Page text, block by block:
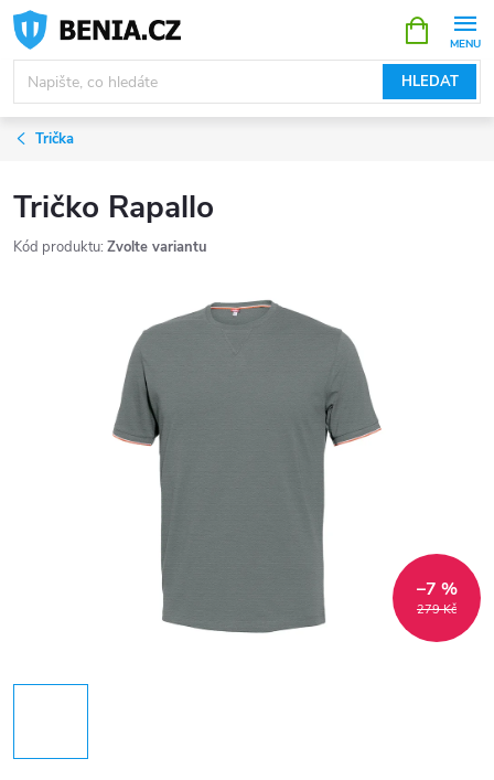
Přejít
obsah
HLEDAT
NÁKUPNÍ
KOŠÍK
Trička
Tričko Rapallo
Kód produktu: Zvolte variantu
279 Kč
–7 %